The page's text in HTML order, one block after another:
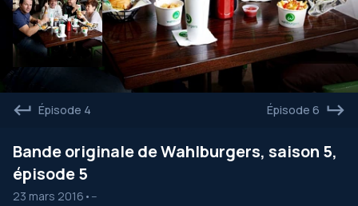
Épisode 4 Épisode 6
Bande originale de Wahlburgers, saison 5,
épisode 5
23 mars 2016 • --